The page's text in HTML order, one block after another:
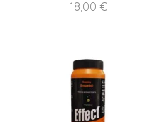
18,00 €